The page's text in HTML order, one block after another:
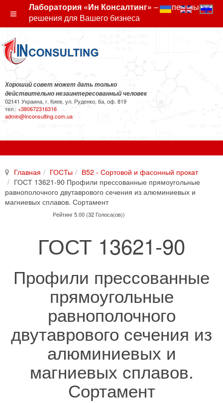
Лаборатория «Ин Консалтинг» – экспертные
решения для Вашего бизнеса
Хороший совет может дать только
действительно незаинтересованный человек
02141 Украина, г. Киев, ул. Руденко, 6а, оф. 819
тел.: +380672316316
admin@inconsulting.com.ua
Главная ГОСТы
В52 - Сортовой и фасонный прокат
ГОСТ 13621-90 Профили прессованные прямоугольные
равнополочного двутаврового сечения из алюминиевых и
магниевых сплавов. Сортамент
Рейтинг 5.00 (32 Голоса(ов))
ГОСТ 13621-90
Профили прессованные
прямоугольные
равнополочного
двутаврового сечения из
алюминиевых и
магниевых сплавов.
Сортамент